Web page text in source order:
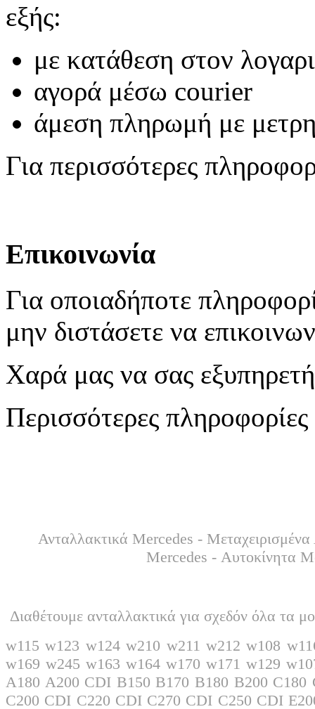
εξής:
με κατάθεση στον
αγορά μέσω courier
άμεση πληρωμή με
Για περισσότερες
Επικοινωνία
Για οποιαδήποτε
μην διστάσετε να
Χαρά μας να σας
Περισσότερες
Ανταλλακτικά Mercedes -
Mercedes - Αυτοκίνητα
Διαθέτουμε ανταλλακτικά για σχεδόν όλα τα
w115 w123 w124 w210 w211 w212 w108
w169 w245 w163 w164 w170 w171 w129
A180 A200 CDI B150 B170 B180 B200
C200 CDI C220 CDI C270 CDI C250 CDI